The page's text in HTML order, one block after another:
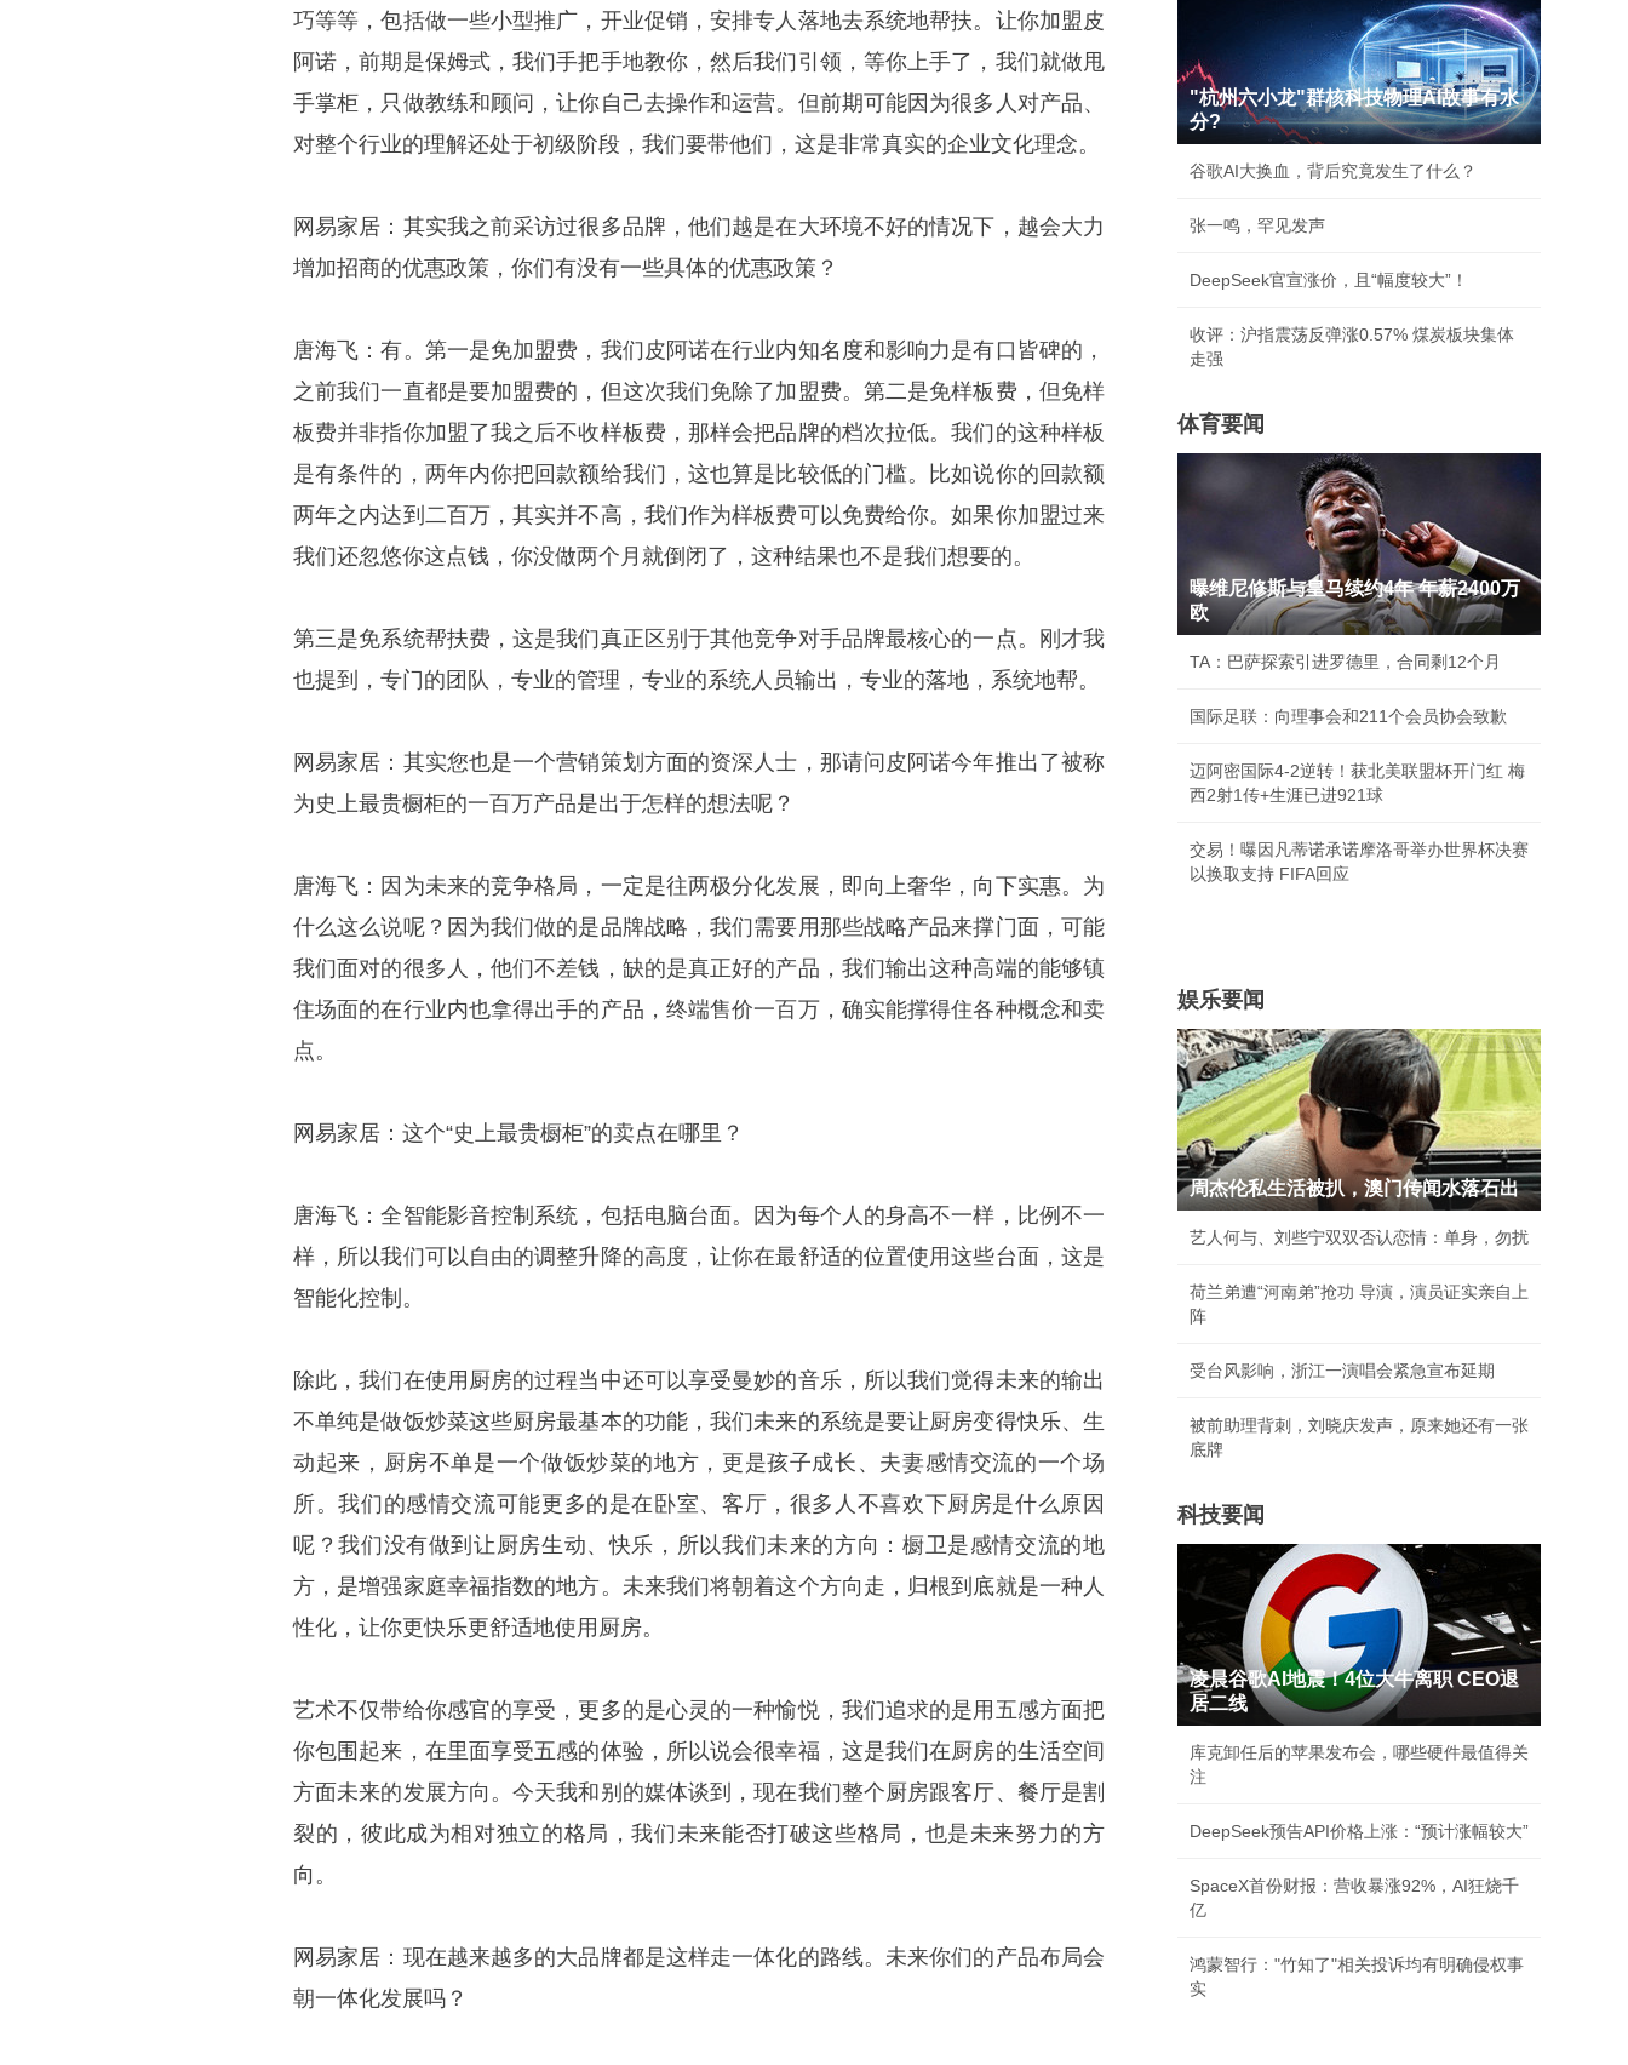
巧等等，包括做一些小型推广，开业促销，安排专人落地去系统地帮扶。让你加盟皮
阿诺，前期是保姆式，我们手把手地教你，然后我们引领，等你上手了，我们就做甩
手掌柜，只做教练和顾问，让你自己去操作和运营。但前期可能因为很多人对产品、
对整个行业的理解还处于初级阶段，我们要带他们，这是非常真实的企业文化理念。
网易家居：其实我之前采访过很多品牌，他们越是在大环境不好的情况下，越会大力
增加招商的优惠政策，你们有没有一些具体的优惠政策？
唐海飞：有。第一是免加盟费，我们皮阿诺在行业内知名度和影响力是有口皆碑的，
之前我们一直都是要加盟费的，但这次我们免除了加盟费。第二是免样板费，但免样
板费并非指你加盟了我之后不收样板费，那样会把品牌的档次拉低。我们的这种样板
是有条件的，两年内你把回款额给我们，这也算是比较低的门槛。比如说你的回款额
两年之内达到二百万，其实并不高，我们作为样板费可以免费给你。如果你加盟过来
我们还忽悠你这点钱，你没做两个月就倒闭了，这种结果也不是我们想要的。
第三是免系统帮扶费，这是我们真正区别于其他竞争对手品牌最核心的一点。刚才我
也提到，专门的团队，专业的管理，专业的系统人员输出，专业的落地，系统地帮。
网易家居：其实您也是一个营销策划方面的资深人士，那请问皮阿诺今年推出了被称
为史上最贵橱柜的一百万产品是出于怎样的想法呢？
唐海飞：因为未来的竞争格局，一定是往两极分化发展，即向上奢华，向下实惠。为
什么这么说呢？因为我们做的是品牌战略，我们需要用那些战略产品来撑门面，可能
我们面对的很多人，他们不差钱，缺的是真正好的产品，我们输出这种高端的能够镇
住场面的在行业内也拿得出手的产品，终端售价一百万，确实能撑得住各种概念和卖
点。
网易家居：这个“史上最贵橱柜”的卖点在哪里？
唐海飞：全智能影音控制系统，包括电脑台面。因为每个人的身高不一样，比例不一
样，所以我们可以自由的调整升降的高度，让你在最舒适的位置使用这些台面，这是
智能化控制。
除此，我们在使用厨房的过程当中还可以享受曼妙的音乐，所以我们觉得未来的输出
不单纯是做饭炒菜这些厨房最基本的功能，我们未来的系统是要让厨房变得快乐、生
动起来，厨房不单是一个做饭炒菜的地方，更是孩子成长、夫妻感情交流的一个场
所。我们的感情交流可能更多的是在卧室、客厅，很多人不喜欢下厨房是什么原因
呢？我们没有做到让厨房生动、快乐，所以我们未来的方向：橱卫是感情交流的地
方，是增强家庭幸福指数的地方。未来我们将朝着这个方向走，归根到底就是一种人
性化，让你更快乐更舒适地使用厨房。
艺术不仅带给你感官的享受，更多的是心灵的一种愉悦，我们追求的是用五感方面把
你包围起来，在里面享受五感的体验，所以说会很幸福，这是我们在厨房的生活空间
方面未来的发展方向。今天我和别的媒体谈到，现在我们整个厨房跟客厅、餐厅是割
裂的，彼此成为相对独立的格局，我们未来能否打破这些格局，也是未来努力的方
向。
网易家居：现在越来越多的大品牌都是这样走一体化的路线。未来你们的产品布局会
朝一体化发展吗？
"杭州六小龙"群核科技物理AI故事有水
分?
谷歌AI大换血，背后究竟发生了什么？
张一鸣，罕见发声
DeepSeek官宣涨价，且“幅度较大”！
收评：沪指震荡反弹涨0.57% 煤炭板块集体
走强
体育要闻
曝维尼修斯与皇马续约4年 年薪2400万
欧
TA：巴萨探索引进罗德里，合同剩12个月
国际足联：向理事会和211个会员协会致歉
迈阿密国际4-2逆转！获北美联盟杯开门红 梅
西2射1传+生涯已进921球
交易！曝因凡蒂诺承诺摩洛哥举办世界杯决赛
以换取支持 FIFA回应
娱乐要闻
周杰伦私生活被扒，澳门传闻水落石出
艺人何与、刘些宁双双否认恋情：单身，勿扰
荷兰弟遭“河南弟”抢功 导演，演员证实亲自上
阵
受台风影响，浙江一演唱会紧急宣布延期
被前助理背刺，刘晓庆发声，原来她还有一张
底牌
科技要闻
凌晨谷歌AI地震！4位大牛离职 CEO退
居二线
库克卸任后的苹果发布会，哪些硬件最值得关
注
DeepSeek预告API价格上涨：“预计涨幅较大”
SpaceX首份财报：营收暴涨92%，AI狂烧千
亿
鸿蒙智行："竹知了"相关投诉均有明确侵权事
实